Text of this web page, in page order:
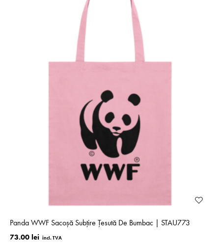
Panda WWF Sacoșă Subțire Țesută De Bumbac | STAU773
73.00 lei